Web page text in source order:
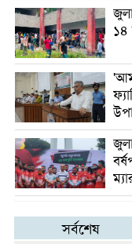
১৪
সর্বশেষ